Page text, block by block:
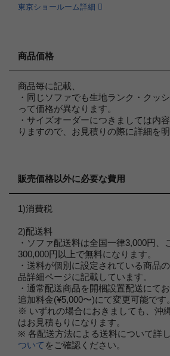
東京ショールーム詳細
商品価格
商品毎に記載、
・同じソファでも生地ランク・クッ
って価格が異なります。
・サイズオーダーにつきましては内
りますので、お見積りの際に詳細を明
販売価格以外に必要な費用
1)消費税
2)配送料
・ソファ配送料は全国一律3,000円、
300,000円以上で無料になります。
・送料が個別に設定されている商品
品詳細ページに記載しています。
・通常配送商品を開梱設置配送にて
追加料金(¥5,000〜)にて変更可能です。
※ いずれの場合におきましても、沖
はお見積もりになります。
※ 各配送方法による送料について詳
ついて をご確認ください。